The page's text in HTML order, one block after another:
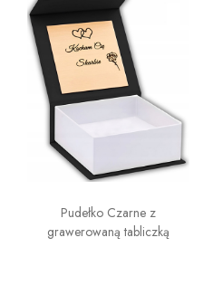
Pudełko Czarne z
grawerowaną tabliczką